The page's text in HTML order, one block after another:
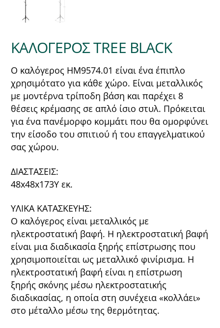
ΚΑΛΟΓΕΡΟΣ TREE BLACK
Ο καλόγερος ΗΜ9574.01 είναι ένα έπιπλο
χρησιμότατο για κάθε χώρο. Είναι μεταλλικός
με μοντέρνα τρίποδη βάση και παρέχει 8
θέσεις κρέμασης σε απλό ίσιο στυλ. Πρόκειται
για ένα πανέμορφο κομμάτι που θα ομορφύνει
την είσοδο του σπιτιού ή του επαγγελματικού
σας χώρου.
ΔΙΑΣΤΑΣΕΙΣ:
48x48x173Υ εκ.
ΥΛΙΚΑ ΚΑΤΑΣΚΕΥΗΣ:
Ο καλόγερος είναι μεταλλικός με
ηλεκτροστατική βαφή. Η ηλεκτροστατική βαφή
είναι μια διαδικασία ξηρής επίστρωσης που
χρησιμοποιείται ως μεταλλικό φινίρισμα. Η
ηλεκτροστατική βαφή είναι η επίστρωση
ξηρής σκόνης μέσω ηλεκτροστατικής
διαδικασίας, η οποία στη συνέχεια «κολλάει»
στο μέταλλο μέσω της θερμότητας.